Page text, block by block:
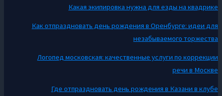
Какая экипировка нужна для езды на квадрике
Как отпраздновать день рождения в Оренбурге: идеи для
незабываемого торжества
Логопед московская: качественные услуги по коррекции
речи в Москве
Где отпраздновать день рождения в Казани в клубе